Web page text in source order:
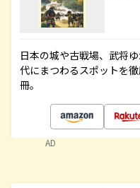
日本の城や古戦場、武将
代にまつわるスポットを
冊。
AD